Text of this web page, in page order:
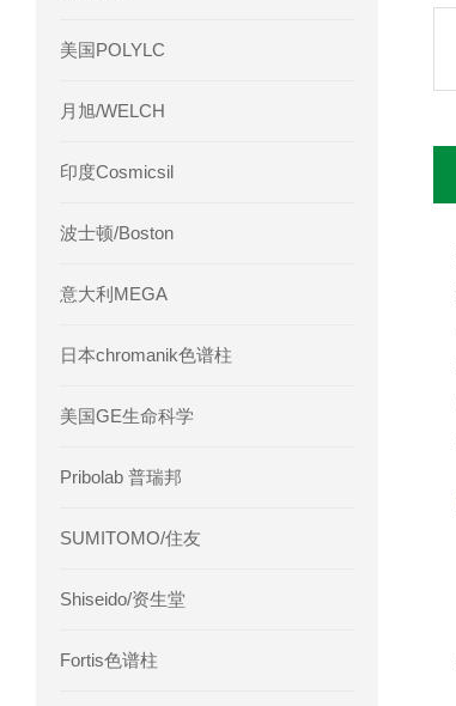
美国POLYLC
月旭/WELCH
印度Cosmicsil
波士顿/Boston
意大利MEGA
日本chromanik色谱柱
美国GE生命科学
Pribolab 普瑞邦
SUMITOMO/住友
Shiseido/资生堂
Fortis色谱柱